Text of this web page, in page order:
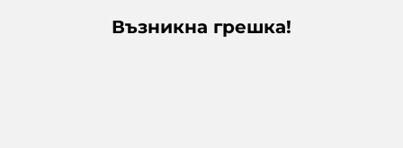
Възникна грешка!